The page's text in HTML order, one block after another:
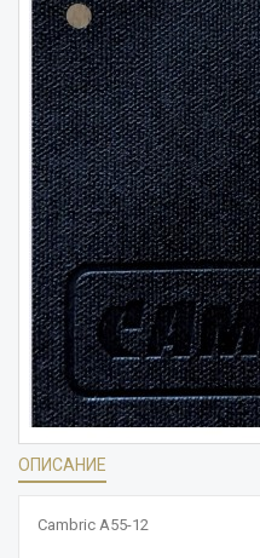
ОПИСАНИЕ
Cambric A55-12